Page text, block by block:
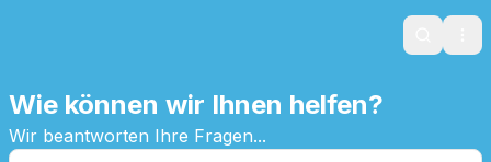
Search
Wie können wir Ihnen helfen?
Wir beantworten Ihre Fragen...